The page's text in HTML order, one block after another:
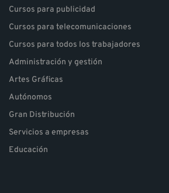
Cursos para publicidad
Cursos para telecomunicaciones
Cursos para todos los trabajadores
Administración y gestión
Artes Gráficas
Autónomos
Gran Distribución
Servicios a empresas
Educación